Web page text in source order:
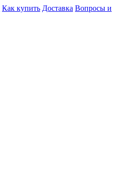
Как купить Доставка Вопросы и